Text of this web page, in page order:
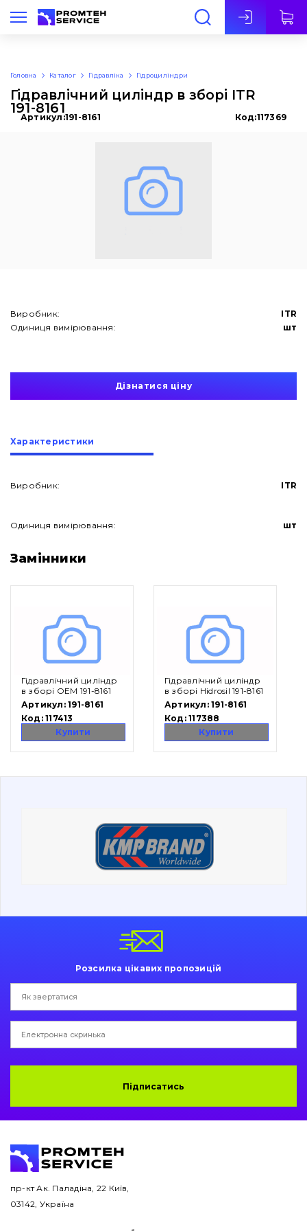
Укр
Контакти
Вакансії
Каталог
Фільтри та мастильні матеріали
Ходова частина
Ножі, ріжучі кромки
Захист (ковша, адаптера)
Гідравліка
Трансмісія
Навісне обладнання
Буровий інструмент
Головна Каталог Гідравліка Гідроциліндри
Гідравлічний циліндр в зборі ITR
191-8161
Артикул:191-8161 Код:117369
Виробник:
ITR
Одиниця вимірювання:
шт
Дізнатися ціну
Характеристики
Виробник: ITR
Одиниця вимірювання: шт
Замінники
Гідравлічний циліндр
в зборі OEM 191-8161
Артикул:191-8161
Код:117413
Купити
Гідравлічний циліндр
в зборі Hidrosil 191-8161
Артикул:191-8161
Код:117388
Купити
Розсилка цікавих пропозицій
Підписатись
пр-кт Ак. Паладіна, 22 Київ,
03142, Україна